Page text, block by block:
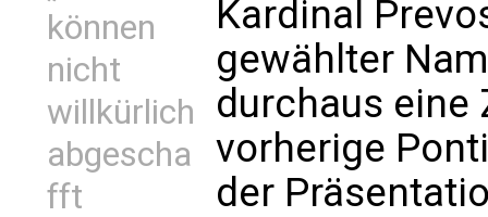
können
nicht
willkürlich
abgescha
fft
Kardinal
gewählter
durchaus eine
vorherige
der